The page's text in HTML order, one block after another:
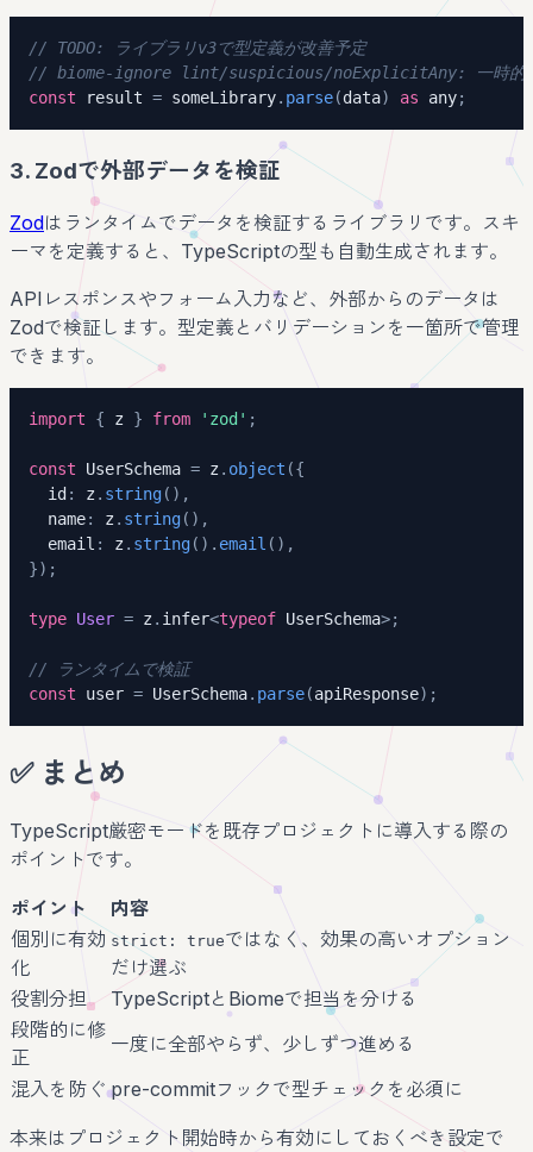
// TODO: ライブラリv3で型定義が改善予定
// biome-ignore lint/suspicious/noExplicitAny: 一時的
const result = someLibrary. parse(data) as any;
3. Zodで外部データを検証
Zodはランタイムでデータを検証するライブラリです。スキ
ーマを定義すると、TypeScriptの型も自動生成されます。
APIレスポンスやフォーム入力など、外部からのデータは
Zodで検証します。型定義とバリデーションを一箇所で管理
できます。
import { z } from 'zod' ;
const UserSchema = z . object ({
  id
: z . string( ) ,
  name
: z . string( ) ,
  email
: z . string( ) . email ( ) ,
}) ;
type User = z . infer<typeof UserSchema>;
// ランタイムで検証
const user = UserSchema. parse(apiResponse) ;
✅ まとめ
TypeScript厳密モードを既存プロジェクトに導入する際の
ポイントです。
ポイント
内容
個別に有効
化
strict: trueではなく、効果の高いオプション
だけ選ぶ
役割分担
TypeScriptとBiomeで担当を分ける
段階的に修
正
一度に全部やらず、少しずつ進める
混入を防ぐ pre-commitフックで型チェックを必須に
本来はプロジェクト開始時から有効にしておくべき設定で